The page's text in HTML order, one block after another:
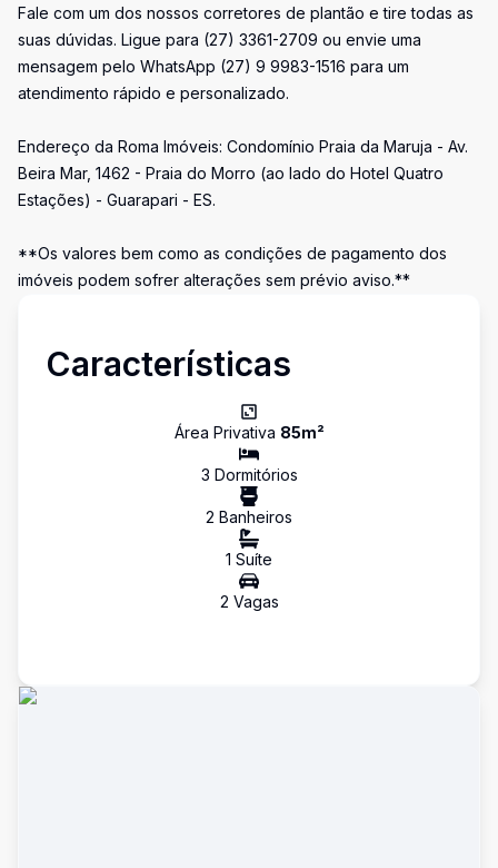
Fale com um dos nossos corretores de plantão e tire todas as
suas dúvidas. Ligue para (27) 3361-2709 ou envie uma
mensagem pelo WhatsApp (27) 9 9983-1516 para um
atendimento rápido e personalizado.
Endereço da Roma Imóveis: Condomínio Praia da Maruja - Av.
Beira Mar, 1462 - Praia do Morro (ao lado do Hotel Quatro
Estações) - Guarapari - ES.
**Os valores bem como as condições de pagamento dos
imóveis podem sofrer alterações sem prévio aviso.**
Características
Área Privativa 85m²
3 Dormitórios
2 Banheiros
1 Suíte
2 Vagas